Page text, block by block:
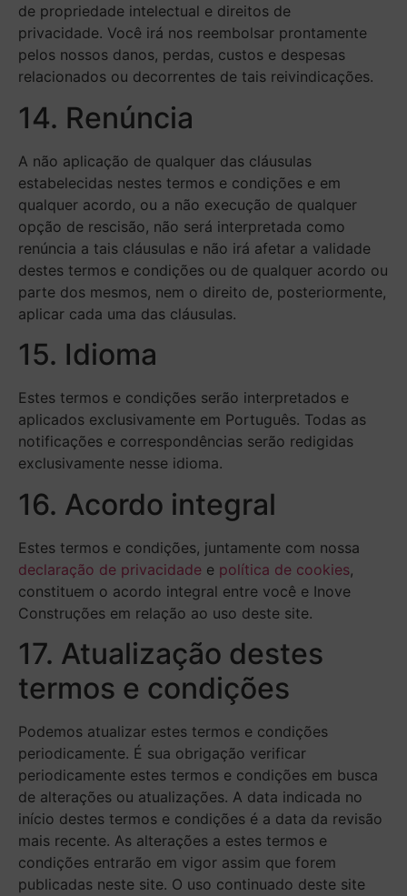
de propriedade intelectual e direitos de
privacidade. Você irá nos reembolsar prontamente
pelos nossos danos, perdas, custos e despesas
relacionados ou decorrentes de tais reivindicações.
14. Renúncia
A não aplicação de qualquer das cláusulas
estabelecidas nestes termos e condições e em
qualquer acordo, ou a não execução de qualquer
opção de rescisão, não será interpretada como
renúncia a tais cláusulas e não irá afetar a validade
destes termos e condições ou de qualquer acordo ou
parte dos mesmos, nem o direito de, posteriormente,
aplicar cada uma das cláusulas.
15. Idioma
Estes termos e condições serão interpretados e
aplicados exclusivamente em Português. Todas as
notificações e correspondências serão redigidas
exclusivamente nesse idioma.
16. Acordo integral
Estes termos e condições, juntamente com nossa
declaração de privacidade e política de cookies,
constituem o acordo integral entre você e Inove
Construções em relação ao uso deste site.
17. Atualização destes
termos e condições
Podemos atualizar estes termos e condições
periodicamente. É sua obrigação verificar
periodicamente estes termos e condições em busca
de alterações ou atualizações. A data indicada no
início destes termos e condições é a data da revisão
mais recente. As alterações a estes termos e
condições entrarão em vigor assim que forem
publicadas neste site. O uso continuado deste site